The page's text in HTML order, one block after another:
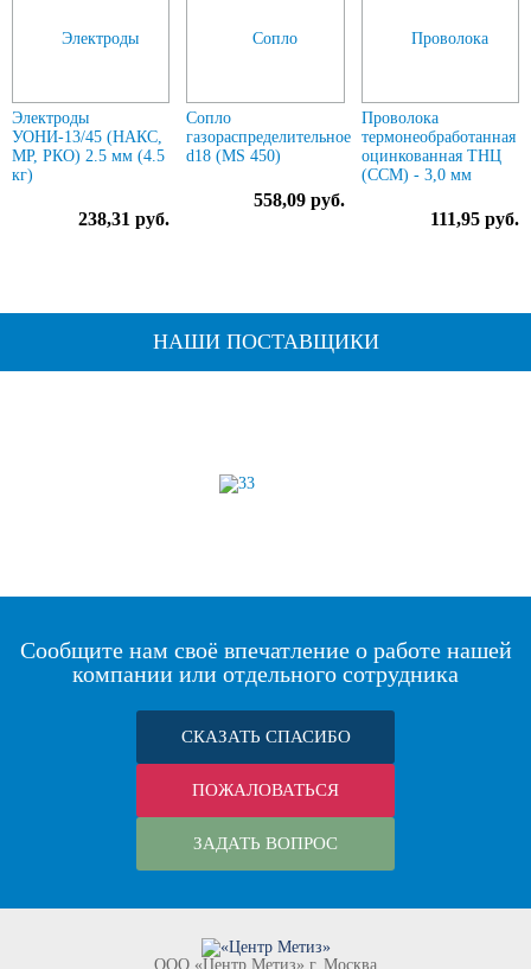
Электроды
УОНИ-13/45 (НАКС,
МР, РКО) 2.5 мм (4.5
кг)
238,31 руб.
Сопло
газораспределительное
d18 (MS 450)
558,09 руб.
Проволока
термонеобработанная
оцинкованная ТНЦ
(ССМ) - 3,0 мм
111,95 руб.
НАШИ ПОСТАВЩИКИ
Сообщите нам своё впечатление о работе нашей
компании или отдельного сотрудника
СКАЗАТЬ СПАСИБО
ПОЖАЛОВАТЬСЯ
ЗАДАТЬ ВОПРОС
ООО «Центр Метиз» г. Москва